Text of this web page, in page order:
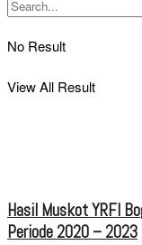
No Result
View All Result
Hasil Muskot YRFI
Periode 2020 – 2023